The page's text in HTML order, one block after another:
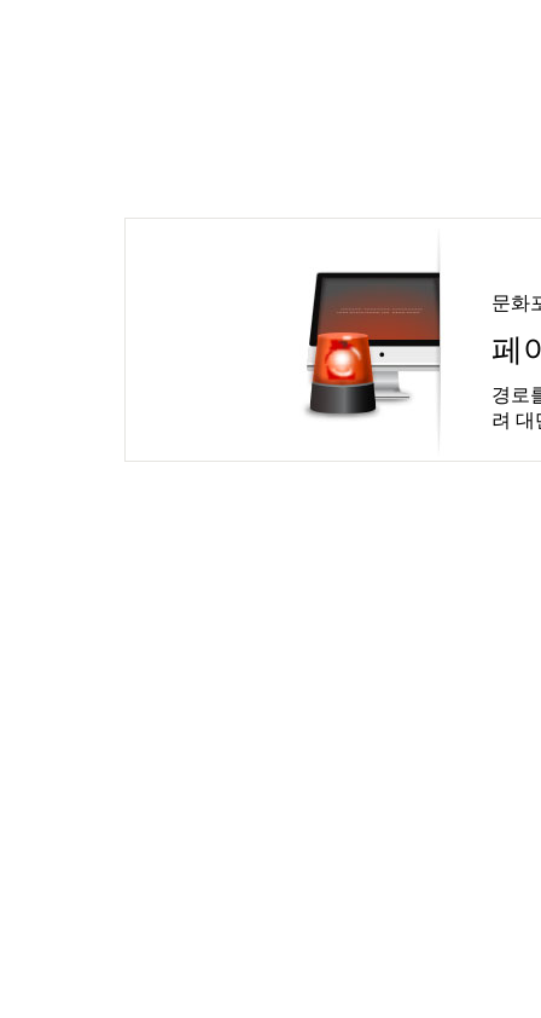
문화
페
경로
려 대